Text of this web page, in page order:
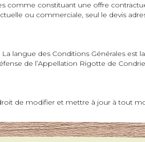
comme constituant une offre
ou commerciale, seul le devis
langue des Conditions Générales est
de l’Appellation Rigotte de
de modifier et mettre à jour à tout